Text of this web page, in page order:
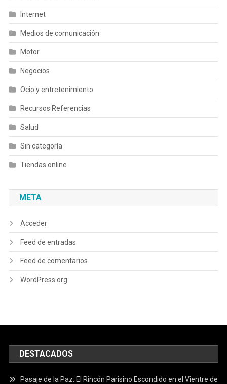
Internet
Medios de comunicación
Motor
Negocios
Ocio y entretenimiento
Recursos Referencias
Salud
Sin categoría
Tiendas online
META
Acceder
Feed de entradas
Feed de comentarios
WordPress.org
DESTACADOS
Pasaje de la Paz: El Rincón Parisino Escondido en el Vientre de